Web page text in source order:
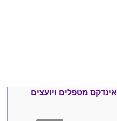
אינדקס מטפלים ויועצים